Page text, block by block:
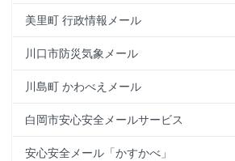
美里町 行政情報メール
川口市防災気象メール
川島町 かわべえメール
白岡市安心安全メールサービス
安心安全メール「かすかべ」